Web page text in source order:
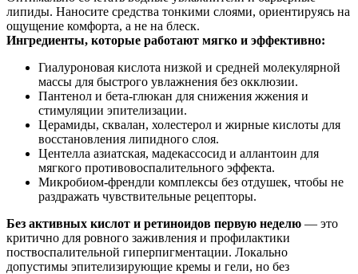
липиды. Наносите средства тонкими слоями, ориентируясь на
ощущение комфорта, а не на блеск.
Ингредиенты, которые работают мягко и эффективно:
Гиалуроновая кислота низкой и средней молекулярной
массы для быстрого увлажнения без окклюзии.
Пантенол и бета-глюкан для снижения жжения и
стимуляции эпителизации.
Церамиды, сквалан, холестерол и жирные кислоты для
восстановления липидного слоя.
Центелла азиатская, мадекассосид и аллантоин для
мягкого противовоспалительного эффекта.
Микробиом-френдли комплексы без отдушек, чтобы не
раздражать чувствительные рецепторы.
Без активных кислот и ретиноидов первую неделю — это
критично для ровного заживления и профилактики
поствоспалительной гиперпигментации. Локально
допустимы эпителизирующие кремы и гели, но без